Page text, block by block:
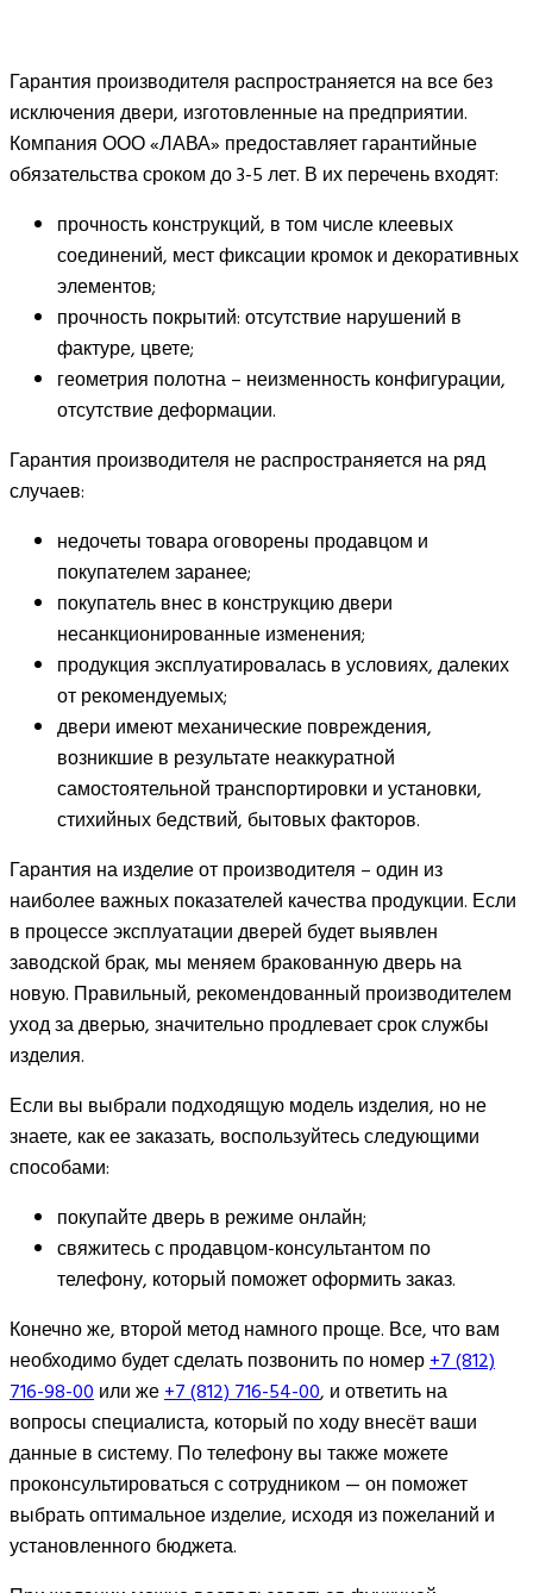
Гарантия производителя распространяется на все без
исключения двери, изготовленные на предприятии.
Компания ООО «ЛАВА» предоставляет гарантийные
обязательства сроком до 3-5 лет. В их перечень входят:
прочность конструкций, в том числе клеевых
соединений, мест фиксации кромок и декоративных
элементов;
прочность покрытий: отсутствие нарушений в
фактуре, цвете;
геометрия полотна – неизменность конфигурации,
отсутствие деформации.
Гарантия производителя не распространяется на ряд
случаев:
недочеты товара оговорены продавцом и
покупателем заранее;
покупатель внес в конструкцию двери
несанкционированные изменения;
продукция эксплуатировалась в условиях, далеких
от рекомендуемых;
двери имеют механические повреждения,
возникшие в результате неаккуратной
самостоятельной транспортировки и установки,
стихийных бедствий, бытовых факторов.
Гарантия на изделие от производителя – один из
наиболее важных показателей качества продукции. Если
в процессе эксплуатации дверей будет выявлен
заводской брак, мы меняем бракованную дверь на
новую. Правильный, рекомендованный производителем
уход за дверью, значительно продлевает срок службы
изделия.
Если вы выбрали подходящую модель изделия, но не
знаете, как ее заказать, воспользуйтесь следующими
способами:
покупайте дверь в режиме онлайн;
свяжитесь с продавцом-консультантом по
телефону, который поможет оформить заказ.
Конечно же, второй метод намного проще. Все, что вам
необходимо будет сделать позвонить по номер+7 (812)
716-98-00или же+7 (812) 716-54-00, и ответить на
вопросы специалиста, который по ходу внесёт ваши
данные в систему. По телефону вы также можете
проконсультироваться с сотрудником — он поможет
выбрать оптимальное изделие, исходя из пожеланий и
установленного бюджета.